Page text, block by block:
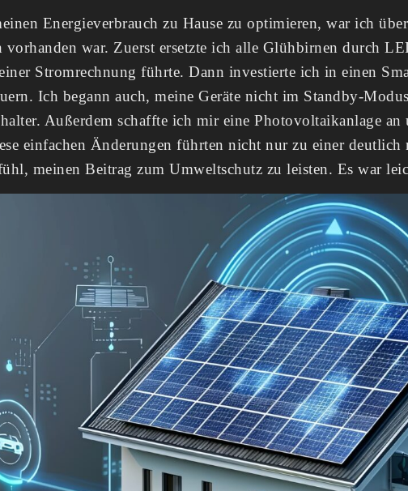
Energieverbrauch zu Hause zu optimieren, war ich
vorhanden war. Zuerst ersetzte ich alle Glühbirnen durch
Stromrechnung führte. Dann investierte ich in einen
Ich begann auch, meine Geräte nicht im Standby-
Außerdem schaffte ich mir eine Photovoltaikanlage an
einfachen Änderungen führten nicht nur zu einer deutlich
meinen Beitrag zum Umweltschutz zu leisten. Es war